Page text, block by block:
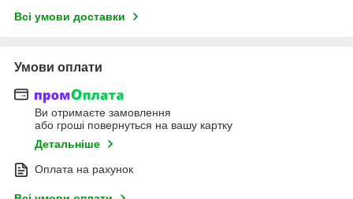
Всі умови доставки
Умови оплати
Ви отримаєте замовлення
або гроші повернуться на вашу картку
Детальніше
Оплата на рахунок